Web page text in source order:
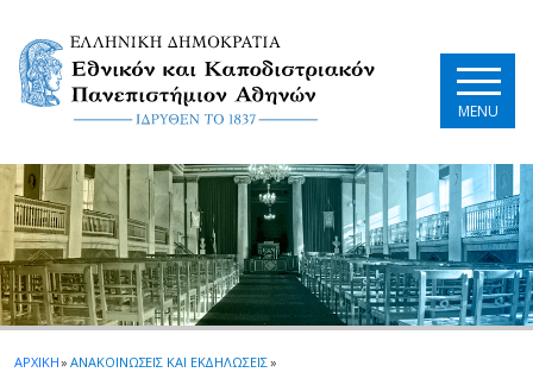
MENU
ΑΡΧΙΚΗ» ΑΝΑΚΟΙΝΩΣΕΙΣ ΚΑΙ ΕΚΔΗΛΩΣΕΙΣ»